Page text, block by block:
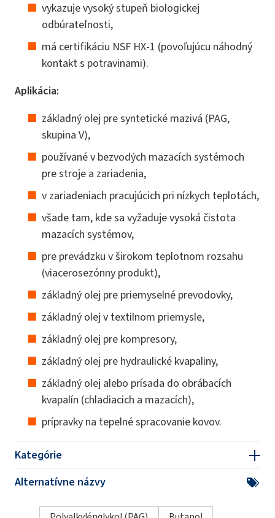
vykazuje vysoký stupeň biologickej
odbúrateľnosti,
má certifikáciu NSF HX-1 (povoľujúcu náhodný
kontakt s potravinami).
Aplikácia:
základný olej pre syntetické mazivá (PAG,
skupina V),
používané v bezvodých mazacích systémoch
pre stroje a zariadenia,
v zariadeniach pracujúcich pri nízkych teplotách,
všade tam, kde sa vyžaduje vysoká čistota
mazacích systémov,
pre prevádzku v širokom teplotnom rozsahu
(viacerosezónny produkt),
základný olej pre priemyselné prevodovky,
základný olej v textilnom priemysle,
základný olej pre kompresory,
základný olej pre hydraulické kvapaliny,
základný olej alebo prísada do obrábacích
kvapalín (chladiacich a mazacích),
prípravky na tepelné spracovanie kovov.
Kategórie
Alternatívne názvy